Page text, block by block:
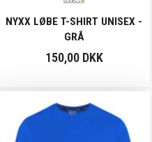
NYXX LØBE T-SHIRT UNISEX -
GRÅ
150,00 DKK